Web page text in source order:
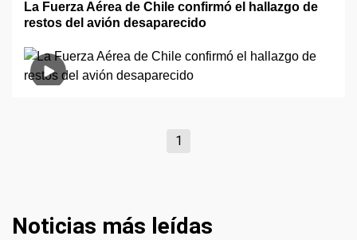
La Fuerza Aérea de Chile confirmó el hallazgo de
restos del avión desaparecido
1
Noticias más leídas